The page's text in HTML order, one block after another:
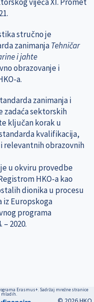
stručno je
zanimanjaTehničar
i jahte
obrazovanje i
a.
zanimanja i
zadaća sektorskih
ključan korak u
kvalifikacija,
relevantnih obrazovnih
u okviru provedbe
HKO-a kao
dionika u procesu
iz Europskoga
programa
2020.
Erasmus+. Sadržaj mrežne stranice